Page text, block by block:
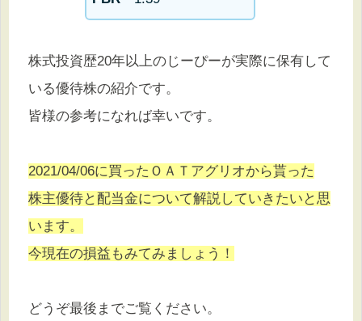
株式投資歴20年以上のじーぴーが実際に保有して
いる優待株の紹介です。
皆様の参考になれば幸いです。
2021/04/06に買ったＯＡＴアグリオから貰った
株主優待と配当金について解説していきたいと思
います。
今現在の損益もみてみましょう！
どうぞ最後までご覧ください。